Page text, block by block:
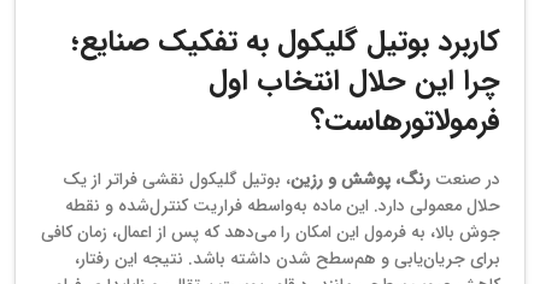
کاربرد بوتیل گلیکول به تفکیک صنایع؛
چرا این حلال انتخاب اول
فرمولاتورهاست؟
در صنعت رنگ، پوشش و رزین، بوتیل گلیکول نقشی فراتر از یک
حلال معمولی دارد. این ماده به‌واسطه فراریت کنترل‌شده و نقطه
جوش بالا، به فرمول این امکان را می‌دهد که پس از اعمال، زمان کافی
برای جریان‌یابی و هم‌سطح شدن داشته باشد. نتیجه این رفتار،